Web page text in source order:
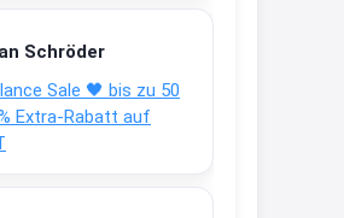
Schröder
Sale 🖤 bis zu 50
Extra-Rabatt auf
Aufkleber /
sich ab 28 Grad /siehe
unten
aufkleber-